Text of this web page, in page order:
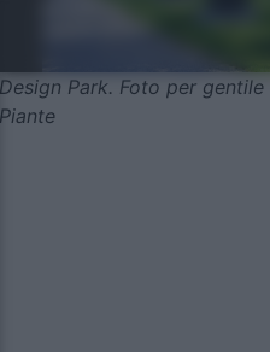
Design Park. Foto per
Piante